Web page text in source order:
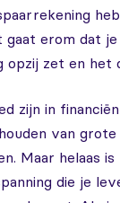
gaat erom dat
opzij zet en het
zijn in
van
Maar helaas
die je